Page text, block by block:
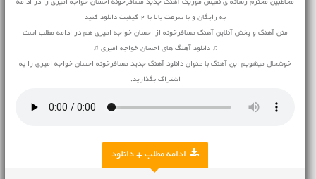
مخاطبین محترم رسانه ی نفیس موزیک آهنگ جدید مسافرخونه احسان خواجه امیری را در ادامه
به رایگان و با سرعت بالا با 2 کیفیت دانلود کنید
متن آهنگ و پخش آنلاین آهنگ مسافرخونه از احسان خواجه امیری هم در ادامه مطلب است
♫ دانلود آهنگ های احسان خواجه امیری ♫
خوشحال میشویم این آهنگ با عنوان دانلود آهنگ جدید مسافرخونه احسان خواجه امیری را به
اشتراک بگذارید.
ادامه مطلب + دانلود